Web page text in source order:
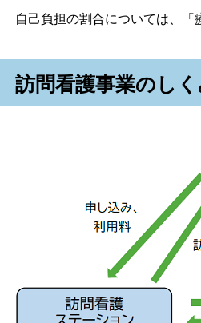
自己負担の割合については、「
訪問看護事業のし